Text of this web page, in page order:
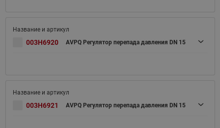
003H6920 AVPQ Регулятор перепада давления DN 15
003H6921 AVPQ Регулятор перепада давления DN 15